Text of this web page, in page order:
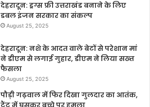
देहरादून: ड्रग्स फ्री उत्तराखंड बनाने के लिए
डबल इंजन सरकार का संकल्प
August 25, 2025
देहरादून: नशे के आदत वाले बेटों से परेशान मां
ने डीएम से लगाई गुहार, डीएम ने लिया सख्त
फैसला
August 25, 2025
पौड़ी गढ़वाल में फिर दिखा गुलदार का आतंक,
टैंट में घुसकर बच्चे पर हमला